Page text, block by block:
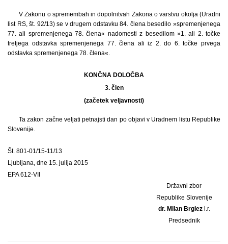
V Zakonu o spremembah in dopolnitvah Zakona o varstvu okolja (Uradni
list RS, št. 92/13) se v drugem odstavku 84. člena besedilo »spremenjenega
77. ali spremenjenega 78. člena« nadomesti z besedilom »1. ali 2. točke
tretjega odstavka spremenjenega 77. člena ali iz 2. do 6. točke prvega
odstavka spremenjenega 78. člena«.
KONČNA DOLOČBA
3. člen
(začetek veljavnosti)
Ta zakon začne veljati petnajsti dan po objavi v Uradnem listu Republike
Slovenije.
Št. 801-01/15-11/13
Ljubljana, dne 15. julija 2015
EPA 612-VII
Državni zbor
Republike Slovenije
dr. Milan Brglez l.r.
Predsednik